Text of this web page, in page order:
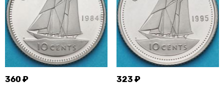
360 ₽ 323 ₽